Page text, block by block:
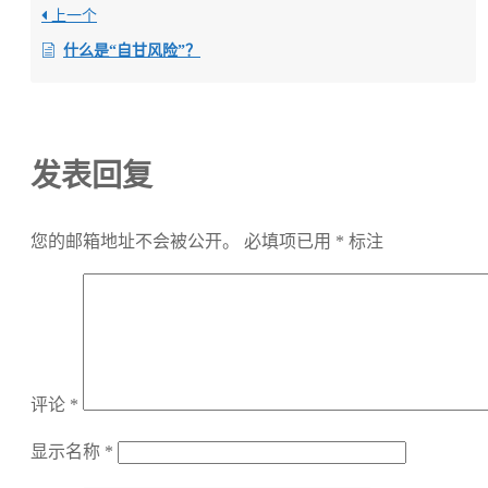
上一个
什么是“自甘风险”？
发表回复
您的邮箱地址不会被公开。 必填项已用 * 标注
评论 *
显示名称 *